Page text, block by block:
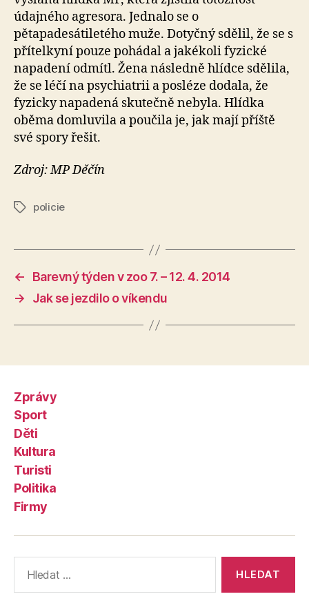
údajného agresora. Jednalo se o
pětapadesátiletého muže. Dotyčný sdělil, že se s
přítelkyní pouze pohádal a jakékoli fyzické
napadení odmítl. Žena následně hlídce sdělila,
že se léčí na psychiatrii a posléze dodala, že
fyzicky napadená skutečně nebyla. Hlídka
oběma domluvila a poučila je, jak mají příště
své spory řešit.
Zdroj: MP Děčín
Štítkypolicie
←
Barevný týden v zoo 7. – 12. 4. 2014
→
Jak se jezdilo o víkendu
Zprávy
Sport
Děti
Kultura
Turisti
Politika
Firmy
vyhledávání: